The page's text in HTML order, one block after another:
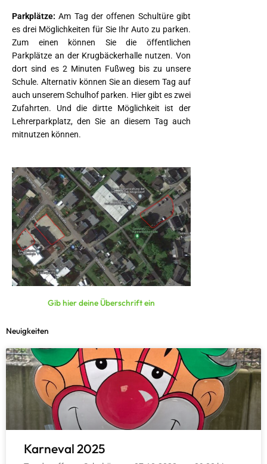
Parkplätze: Am Tag der offenen Schultüre gibt
es drei Möglichkeiten für Sie Ihr Auto zu parken.
Zum einen können Sie die öffentlichen
Parkplätze an der Krugbäckerhalle nutzen. Von
dort sind es 2 Minuten Fußweg bis zu unsere
Schule. Alternativ können Sie an diesem Tag auf
auch unserem Schulhof parken. Hier gibt es zwei
Zufahrten. Und die dirtte Möglichkeit ist der
Lehrerparkplatz, den Sie an diesem Tag auch
mitnutzen können.
Gib hier deine Überschrift ein
Neuigkeiten
Karneval 2025